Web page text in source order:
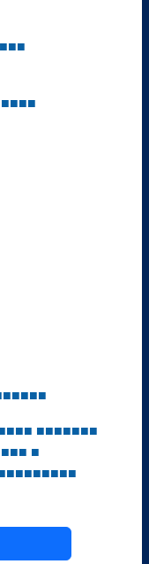
■■■
■■■■
■■■■■
■■■ ■■■■■■■
■■■ ■
■■■■■■■■